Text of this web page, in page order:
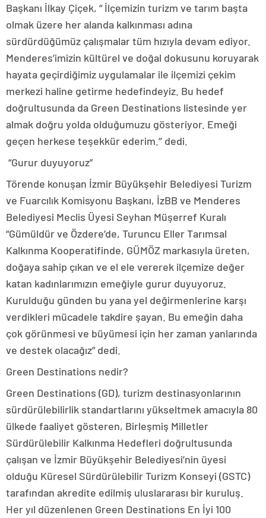
Başkanı İlkay Çiçek, “ İlçemizin turizm ve tarım başta
olmak üzere her alanda kalkınması adına
sürdürdüğümüz çalışmalar tüm hızıyla devam ediyor.
Menderes’imizin kültürel ve doğal dokusunu koruyarak
hayata geçirdiğimiz uygulamalar ile ilçemizi çekim
merkezi haline getirme hedefindeyiz. Bu hedef
doğrultusunda da Green Destinations listesinde yer
almak doğru yolda olduğumuzu gösteriyor. Emeği
geçen herkese teşekkür ederim.’’ dedi.
“Gurur duyuyoruz”
Törende konuşan İzmir Büyükşehir Belediyesi Turizm
ve Fuarcılık Komisyonu Başkanı, İzBB ve Menderes
Belediyesi Meclis Üyesi Seyhan Müşerref Kuralı
“Gümüldür ve Özdere’de, Turuncu Eller Tarımsal
Kalkınma Kooperatifinde, GÜMÖZ markasıyla üreten,
doğaya sahip çıkan ve el ele vererek ilçemize değer
katan kadınlarımızın emeğiyle gurur duyuyoruz.
Kurulduğu günden bu yana yel değirmenlerine karşı
verdikleri mücadele takdire şayan. Bu emeğin daha
çok görünmesi ve büyümesi için her zaman yanlarında
ve destek olacağız” dedi.
Green Destinations nedir?
Green Destinations (GD), turizm destinasyonlarının
sürdürülebilirlik standartlarını yükseltmek amacıyla 80
ülkede faaliyet gösteren, Birleşmiş Milletler
Sürdürülebilir Kalkınma Hedefleri doğrultusunda
çalışan ve İzmir Büyükşehir Belediyesi’nin üyesi
olduğu Küresel Sürdürülebilir Turizm Konseyi (GSTC)
tarafından akredite edilmiş uluslararası bir kuruluş.
Her yıl düzenlenen Green Destinations En İyi 100